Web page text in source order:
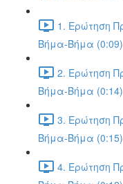
1. Ερώτηση
Βήμα-Βήμα (0:09)
2. Ερώτηση
Βήμα-Βήμα (0:14)
3. Ερώτηση
Βήμα-Βήμα (0:15)
4. Ερώτηση